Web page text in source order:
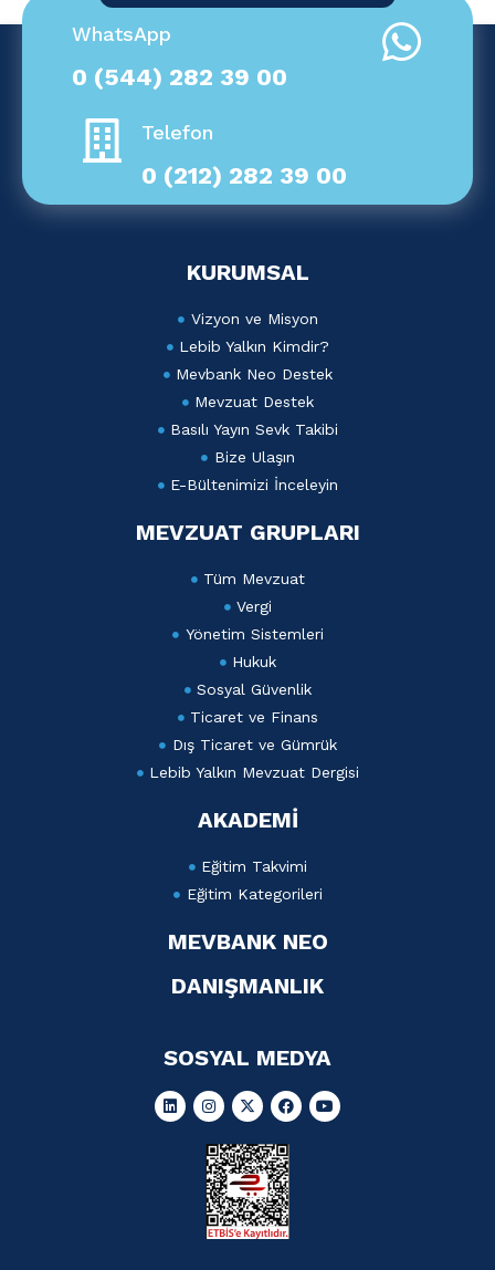
WhatsApp
0 (544) 282 39 00
Telefon
0 (212) 282 39 00
KURUMSAL
Vizyon ve Misyon
Lebib Yalkın Kimdir?
Mevbank Neo Destek
Mevzuat Destek
Basılı Yayın Sevk Takibi
Bize Ulaşın
E-Bültenimizi İnceleyin
MEVZUAT GRUPLARI
Tüm Mevzuat
Vergi
Yönetim Sistemleri
Hukuk
Sosyal Güvenlik
Ticaret ve Finans
Dış Ticaret ve Gümrük
Lebib Yalkın Mevzuat Dergisi
AKADEMİ
Eğitim Takvimi
Eğitim Kategorileri
MEVBANK NEO
DANIŞMANLIK
SOSYAL MEDYA